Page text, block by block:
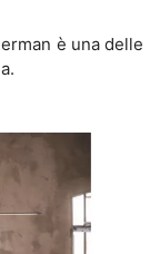
è una delle